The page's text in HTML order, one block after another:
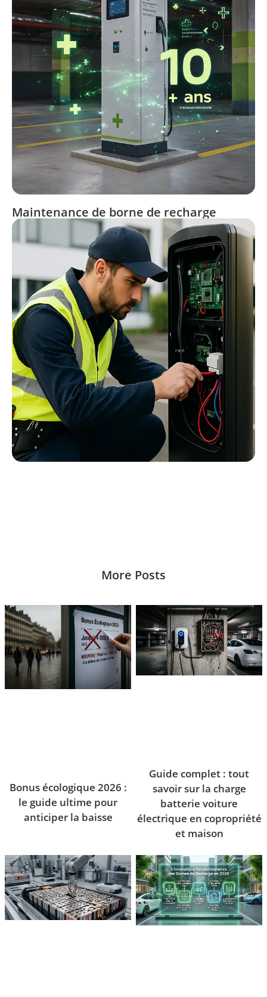
Maintenance de borne de recharge
More Posts
Bonus écologique 2026 :
le guide ultime pour
anticiper la baisse
Guide complet : tout
savoir sur la charge
batterie voiture
électrique en copropriété
et maison